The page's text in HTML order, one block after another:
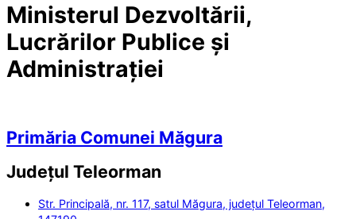
Ministerul Dezvoltării,
Lucrărilor Publice și
Administrației
Primăria Comunei Măgura
Județul Teleorman
Str. Principală, nr. 117, satul Măgura, județul Teleorman,